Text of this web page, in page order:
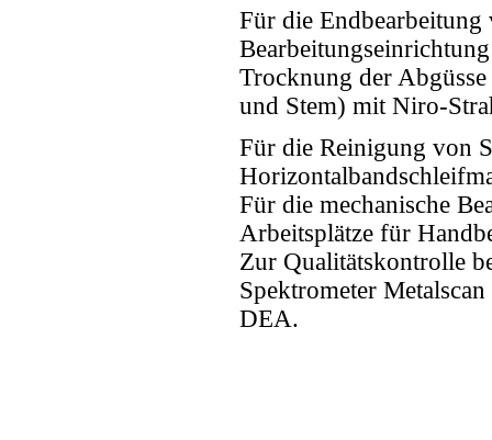
Für die Endbearbeitung
Trocknung der
und Stem) mit Niro-
Für die Reinigung von
Für die mechanische
Arbeitsplätze für
Zur Qualitätskontrolle
Spektrometer
DEA.